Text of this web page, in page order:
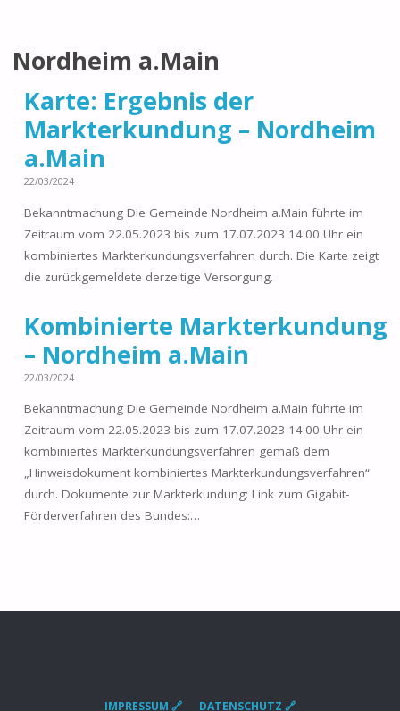
Nordheim a.Main
Karte: Ergebnis der
Markterkundung – Nordheim
a.Main
22/03/2024
Bekanntmachung Die Gemeinde Nordheim a.Main führte im
Zeitraum vom 22.05.2023 bis zum 17.07.2023 14:00 Uhr ein
kombiniertes Markterkundungsverfahren durch. Die Karte zeigt
die zurückgemeldete derzeitige Versorgung.
Kombinierte Markterkundung
– Nordheim a.Main
22/03/2024
Bekanntmachung Die Gemeinde Nordheim a.Main führte im
Zeitraum vom 22.05.2023 bis zum 17.07.2023 14:00 Uhr ein
kombiniertes Markterkundungsverfahren gemäß dem
„Hinweisdokument kombiniertes Markterkundungsverfahren“
durch. Dokumente zur Markterkundung: Link zum Gigabit-
Förderverfahren des Bundes:…
IMPRESSUM 🔗 DATENSCHUTZ 🔗